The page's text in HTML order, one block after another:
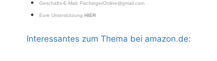
Geschäfts-E-Mail: FischingerOnline@gmail.com
Eure Unterstützung HIER
Interessantes zum Thema bei amazon.de: